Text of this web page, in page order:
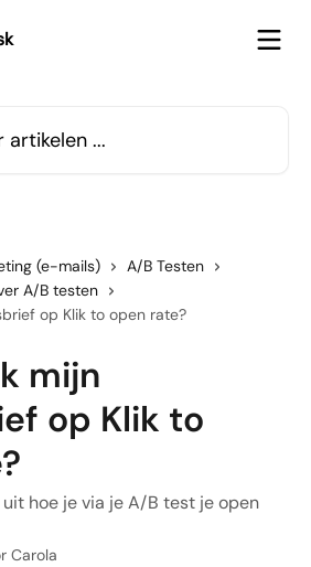
(e-mails)
A/B Testen
A/B testen
op Klik to open rate?
mijn
op Klik to
hoe je via je A/B test je open
Carola